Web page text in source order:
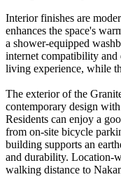
Interior finishes are
enhances the space's
a shower-equipped
internet compatibility and
living experience, while
The exterior of the
contemporary design
Residents can enjoy a
from on-site bicycle
building supports an
and durability. Location-
walking distance to